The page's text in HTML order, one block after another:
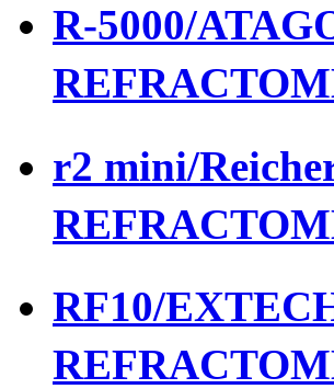
R-5000/
r2 mini/
RF10/